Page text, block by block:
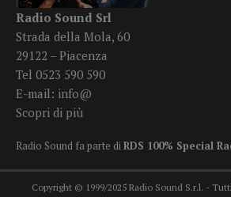
Radio Sound Srl
Strada della Mola, 60
29122 – Piacenza
Tel 0523 590 590
E-mail: info@
Scopri di più
Radio Sound fa parte diRDS 100% Special
Copyright © 1999/2025 Radio Sound S.r.l. -